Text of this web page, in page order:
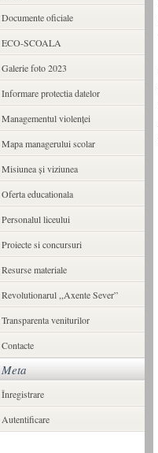
Documente oficiale
ECO-SCOALA
Galerie foto 2023
Informare protectia datelor
Managementul violenței
Mapa managerului scolar
Misiunea şi viziunea
Oferta educationala
Personalul liceului
Proiecte si concursuri
Resurse materiale
Revolutionarul ,,Axente Sever”
Transparenta veniturilor
Contacte
Meta
Înregistrare
Autentificare